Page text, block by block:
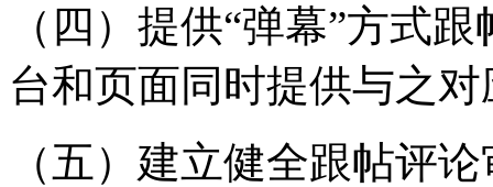
（四）提供“弹幕”方式
台和页面同时提供与之
（五）建立健全跟帖评